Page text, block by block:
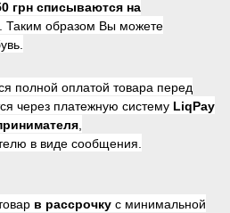
грн списываются на
Таким образом Вы можете
полной оплатой товара перед
через платежную систему LiqPay
в виде сообщения.
в рассрочку с минимальной